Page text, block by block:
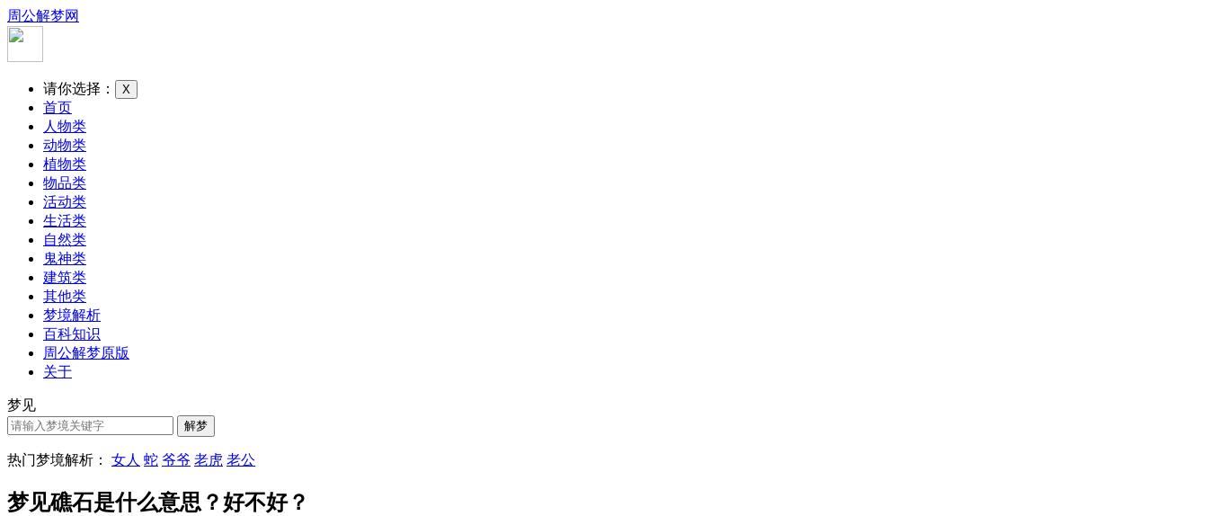
周公解梦网
请你选择： X
首页
人物类
动物类
植物类
物品类
活动类
生活类
自然类
鬼神类
建筑类
其他类
梦境解析
百科知识
周公解梦原版
关于
梦见
热门梦境解析： 女人 蛇 爷爷 老虎 老公
梦见礁石是什么意思？好不好？